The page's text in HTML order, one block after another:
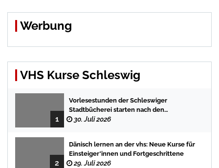
Werbung
VHS Kurse Schleswig
1
Vorlesestunden der Schleswiger
Stadtbücherei starten nach den
Sommerferien mit spannenden
30. Juli 2026
2
Dänisch lernen an der vhs: Neue Kurse für
Einsteiger*innen und Fortgeschrittene
29. Juli 2026